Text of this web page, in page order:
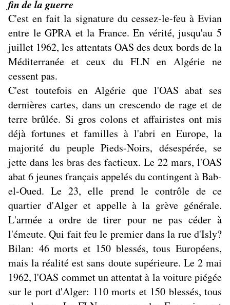
fin de la guerre
C'est en fait la signature du cessez-le-feu à Evian
entre le GPRA et la France. En vérité, jusqu'au 5
juillet 1962, les attentats OAS des deux bords de la
Méditerranée et ceux du FLN en Algérie ne
cessent pas.
C'est toutefois en Algérie que l'OAS abat ses
dernières cartes, dans un crescendo de rage et de
terre brûlée. Si gros colons et affairistes ont mis
déjà fortunes et familles à l'abri en Europe, la
majorité du peuple Pieds-Noirs, désespérée, se
jette dans les bras des factieux. Le 22 mars, l'OAS
abat 6 jeunes français appelés du contingent à Bab-
el-Oued. Le 23, elle prend le contrôle de ce
quartier d'Alger et appelle à la grève générale.
L'armée a ordre de tirer pour ne pas céder à
l'émeute. Qui fait feu le premier dans la rue d'Isly?
Bilan: 46 morts et 150 blessés, tous Européens,
mais la réalité est sans doute supérieure. Le 2 mai
1962, l'OAS commet un attentat à la voiture piégée
sur le port d'Alger: 110 morts et 150 blessés, tous